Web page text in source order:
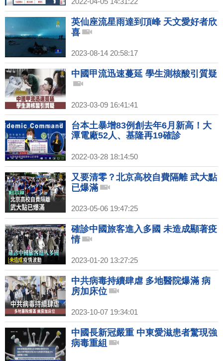
英仙座流星雨達到頂峰 天文愛好者欣
喜
2023-08-14 20:58:17
中國甲流迅速蔓延 學生測核酸引質疑
2023-03-09 16:41:41
台本土暴增83例創去年6月新高！大
潭電廠52人、基隆再19確診
2022-03-28 18:14:50
又要清零？北京高校自費隔離 武大點
已爆滿
2023-05-06 19:47:25
確診中國旅客進入多國 未造成顯著疫
情
2023-01-20 13:27:25
中共病毒持續肆虐 多地醫院爆滿 病
房加床位
2023-10-07 19:34:01
中國長新冠嚴重 中東愛滋患者驚現強
病毒重組